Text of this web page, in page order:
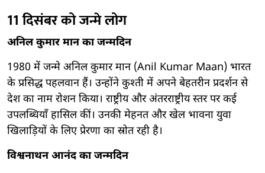
11 दिसंबर को जन्मे लोग
अनिल कुमार मान का जन्मदिन
1980 में जन्मे अनिल कुमार मान (Anil Kumar Maan) भारत
के प्रसिद्ध पहलवान हैं। उन्होंने कुश्ती में अपने बेहतरीन प्रदर्शन से
देश का नाम रोशन किया। राष्ट्रीय और अंतरराष्ट्रीय स्तर पर कई
उपलब्धियाँ हासिल कीं। उनकी मेहनत और खेल भावना युवा
खिलाड़ियों के लिए प्रेरणा का स्रोत रही है।
विश्वनाथन आनंद का जन्मदिन